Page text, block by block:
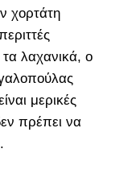
χορτάτη
λαχανικά, ο
μερικές
πρέπει να